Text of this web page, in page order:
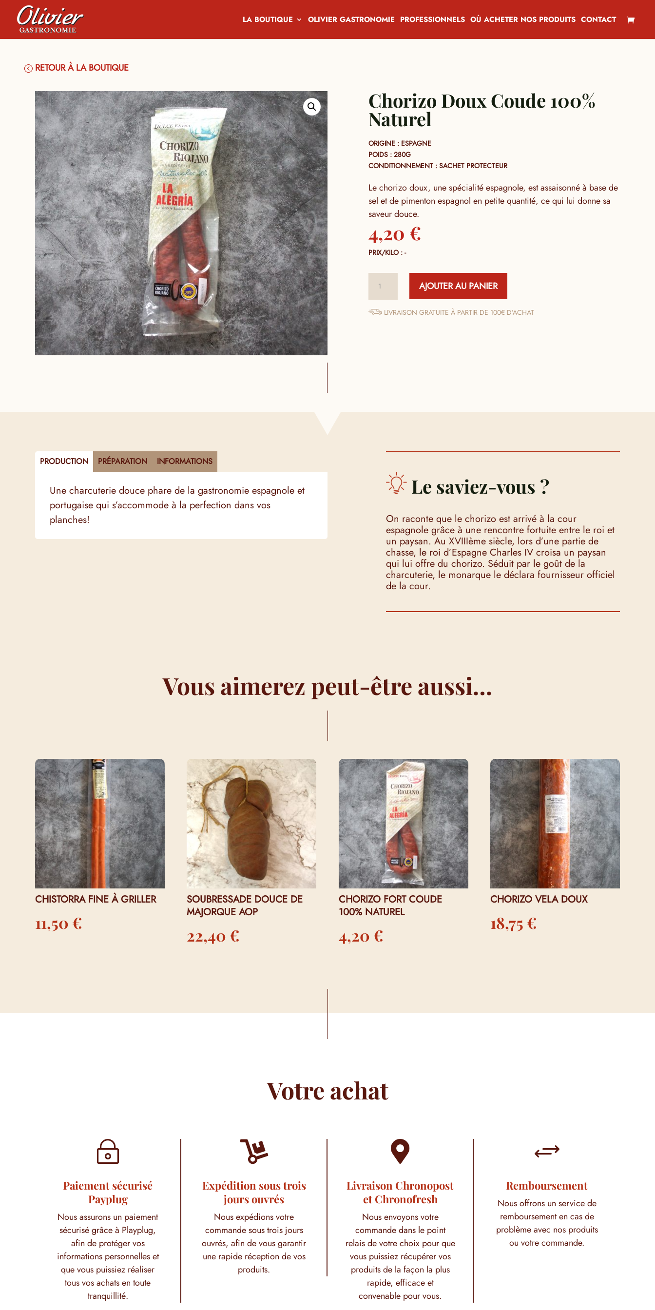
LA BOUTIQUE OLIVIER GASTRONOMIE PROFESSIONNELS OÙ ACHETER NOS PRODUITS CONTACT
RETOUR À LA BOUTIQUE
Chorizo Doux Coude 100%
Naturel
ORIGINE : ESPAGNE
POIDS : 280G
CONDITIONNEMENT : SACHET PROTECTEUR
Le chorizo doux, une spécialité espagnole, est assaisonné à base de
sel et de pimenton espagnol en petite quantité, ce qui lui donne sa
saveur douce.
4,20 €
PRIX/KILO : -
Chorizo
Doux
AJOUTER AU PANIER
LIVRAISON GRATUITE À PARTIR DE 100€ D’ACHAT
PRODUCTION PRÉPARATION INFORMATIONS
Une charcuterie douce phare de la gastronomie espagnole et
portugaise qui s’accommode à la perfection dans vos
planches!
Le saviez-vous ?
On raconte que le chorizo est arrivé à la cour
espagnole grâce à une rencontre fortuite entre le roi et
un paysan. Au XVIIIème siècle, lors d’une partie de
chasse, le roi d’Espagne Charles IV croisa un paysan
qui lui offre du chorizo. Séduit par le goût de la
charcuterie, le monarque le déclara fournisseur officiel
de la cour.
Vous aimerez peut-être aussi…
CHISTORRA FINE À GRILLER
11,50 €
SOUBRESSADE DOUCE DE
MAJORQUE AOP
22,40 €
CHORIZO FORT COUDE
100% NATUREL
4,20 €
CHORIZO VELA DOUX
18,75 €
Votre achat
~
Paiement sécurisé
Payplug
Nous assurons un paiement
sécurisé grâce à Playplug,
afin de protéger vos
informations personnelles et
que vous puissiez réaliser
tous vos achats en toute
tranquillité.

Expédition sous trois
jours ouvrés
Nous expédions votre
commande sous trois jours
ouvrés, afin de vous garantir
une rapide réception de vos
produits.

Livraison Chronopost
et Chronofresh
Nous envoyons votre
commande dans le point
relais de votre choix pour que
vous puissiez récupérer vos
produits de la façon la plus
rapide, efficace et
convenable pour vous.
+
Remboursement
Nous offrons un service de
remboursement en cas de
problème avec nos produits
ou votre commande.